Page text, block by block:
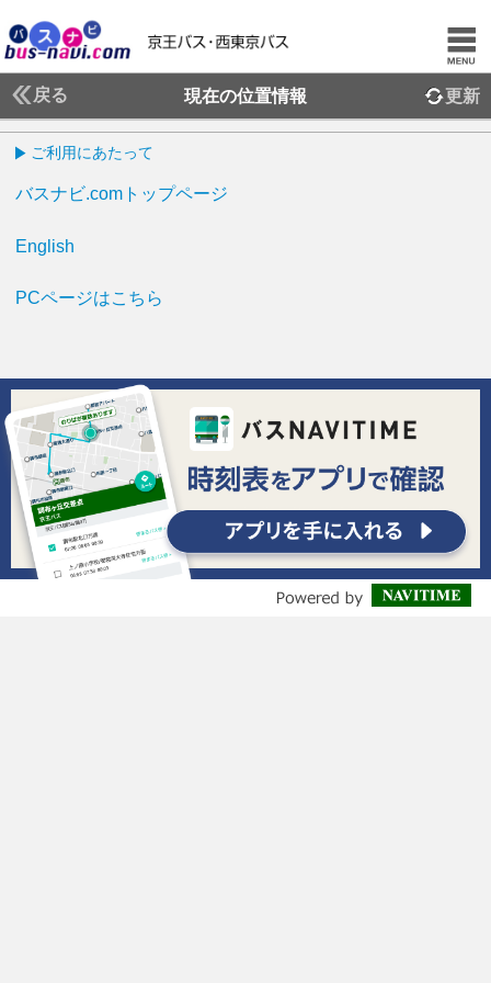
戻る 現在の位置情報 更新
ご利用にあたって
バスナビ.comトップページ
English
PCページはこちら